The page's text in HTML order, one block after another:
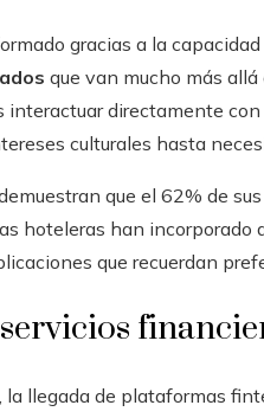
gracias a la
que van mucho más
interactuar directamente
culturales hasta
que el 62% de
hoteleras han incorporado
que recuerdan
la llegada de plataformas